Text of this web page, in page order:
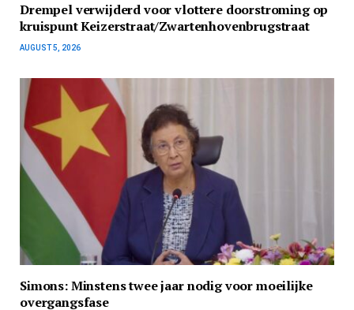
Drempel verwijderd voor vlottere doorstroming op
kruispunt Keizerstraat/Zwartenhovenbrugstraat
AUGUST 5, 2026
Simons: Minstens twee jaar nodig voor moeilijke
overgangsfase